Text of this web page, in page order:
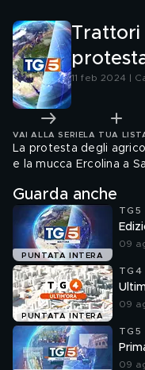
Trattori
11 feb 2024 |
VAI ALLA SERIE LA TUA
La protesta degli
e la mucca Ercolina a
Guarda anche
PUNTATA INTERA
TG5
09
PUNTATA INTERA
TG4
09
TG5
09